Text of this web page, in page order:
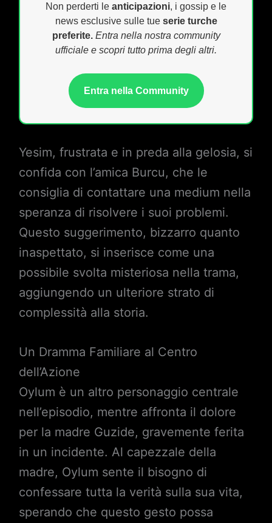
Non perderti le anticipazioni, i gossip e le
news esclusive sulle tue serie turche
preferite. Entra nella nostra community
ufficiale e scopri tutto prima degli altri.
Entra nella Community
Yesim, frustrata e in preda alla gelosia, si
confida con l’amica Burcu, che le
consiglia di contattare una medium nella
speranza di risolvere i suoi problemi.
Questo suggerimento, bizzarro quanto
inaspettato, si inserisce come una
possibile svolta misteriosa nella trama,
aggiungendo un ulteriore strato di
complessità alla storia.
Un Dramma Familiare al Centro
dell’Azione
Oylum è un altro personaggio centrale
nell’episodio, mentre affronta il dolore
per la madre Guzide, gravemente ferita
in un incidente. Al capezzale della
madre, Oylum sente il bisogno di
confessare tutta la verità sulla sua vita,
sperando che questo gesto possa